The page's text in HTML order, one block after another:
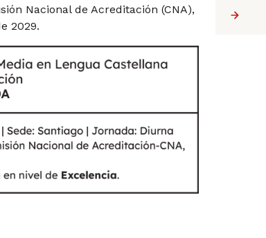
Nacional de Acreditación (CNA),
2029.